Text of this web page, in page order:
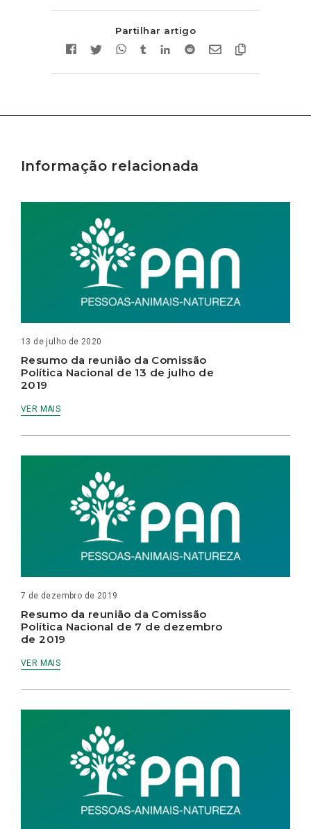
Partilhar artigo
Informação relacionada
13 de julho de 2020
Resumo da reunião da Comissão
Política Nacional de 13 de julho de
2019
VER MAIS
7 de dezembro de 2019
Resumo da reunião da Comissão
Política Nacional de 7 de dezembro
de 2019
VER MAIS